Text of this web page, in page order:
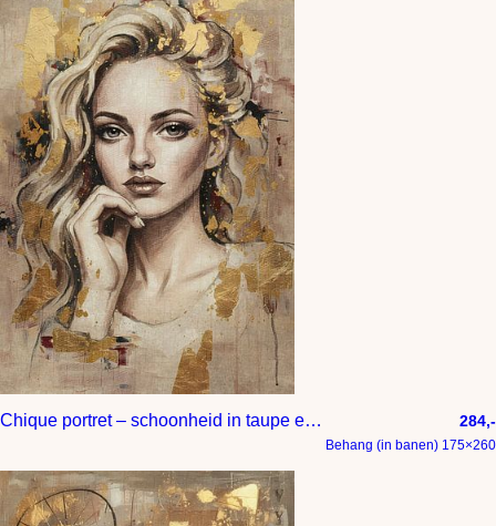
Chique portret – schoonheid in taupe en goud 284,-
Behang (in banen) 175×260